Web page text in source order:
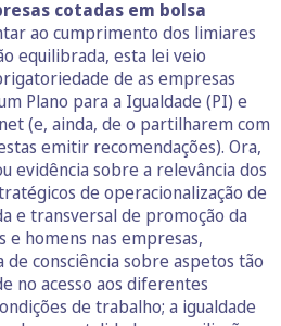
cotadas em bolsa
ao cumprimento dos limiares
equilibrada, esta lei veio
de as empresas
Plano para a Igualdade (PI) e
(e, ainda, de o partilharem com
emitir recomendações). Ora,
evidência sobre a relevância dos
de operacionalização de
e transversal de promoção da
homens nas empresas,
de consciência sobre aspetos tão
no acesso aos diferentes
de trabalho; a igualdade